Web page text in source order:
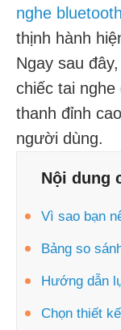
nghe
thịnh hành
Ngay sau
chiếc tai
thanh đỉnh
người dùng.
Nội dung
Vì sao bạn
Bảng so
Hướng dẫn
Chọn thiết